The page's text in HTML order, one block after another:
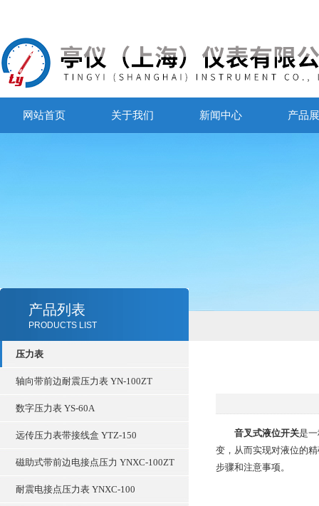
网站首页 关于我们 新闻中心 产品
产品列表
PRODUCTS LIST
压力表
轴向带前边耐震压力表 YN-100ZT
数字压力表 YS-60A
远传压力表带接线盒 YTZ-150
磁助式带前边电接点压力 YNXC-100ZT
耐震电接点压力表 YNXC-100
音叉式液位开关是
变，从而实现对液位的
步骤和注意事项。